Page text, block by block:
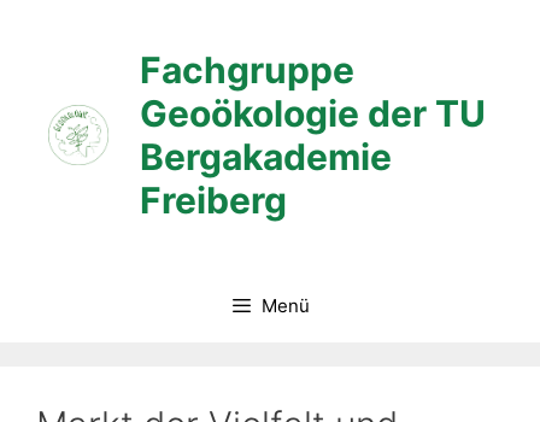
Fachgruppe
Geoökologie der TU
Bergakademie
Freiberg
Menü